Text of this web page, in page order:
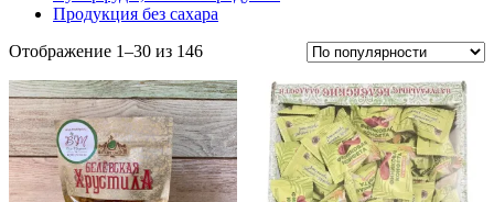
Продукция без сахара
Отображение 1–30 из 146